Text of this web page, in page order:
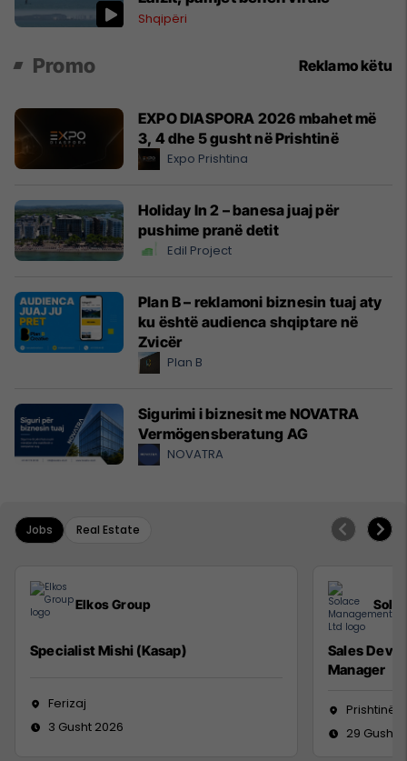
Shqipëri
Promo Reklamo këtu
EXPO DIASPORA 2026 mbahet më
3, 4 dhe 5 gusht në Prishtinë
Expo Prishtina
Holiday In 2 – banesa juaj për
pushime pranë detit
Edil Project
Plan B – reklamoni biznesin tuaj aty
ku është audienca shqiptare në
Zvicër
Plan B
Sigurimi i biznesit me NOVATRA
Vermögensberatung AG
NOVATRA
Jobs Real Estate
Elkos Group
Specialist Mishi (Kasap)
Ferizaj
3 Gusht 2026
Sales
Manager
Prishtinë
29 Gusht